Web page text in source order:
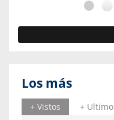
Los más
+ Vistos
+ Ultimo